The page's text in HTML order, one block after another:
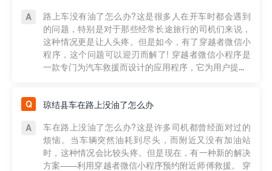
路上车没有油了怎么办?这是很多人在开车时都会遇到
的问题，特别是对于那些经常长途旅行的司机们来说，
这种情况更是让人头疼。但是如今，有了穿越者微信小
程序，这个问题可以迎刃而解了! 穿越者微信小程序是
一款专门为汽车救援而设计的应用程序，它为用户提...
琼结县车在路上没油了怎么办
车在路上没油了怎么办?这是许多司机都曾经面对过的
烦恼。当车辆突然油耗到尽头，而附近又没有加油站
时，这种情况会比较头疼。但是现在，有一种新的解决
方案——利用穿越者微信小程序预约附近师傅救援。 穿